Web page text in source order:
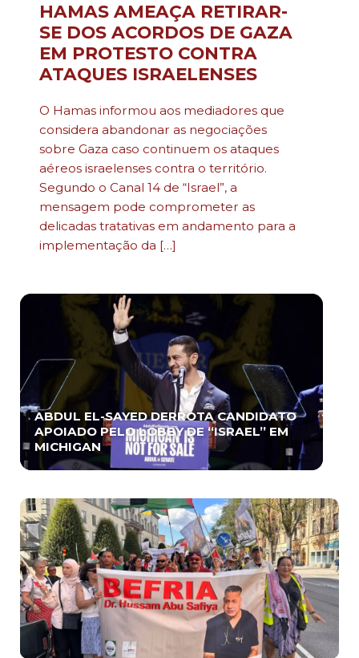
HAMAS AMEAÇA RETIRAR-
SE DOS ACORDOS DE GAZA
EM PROTESTO CONTRA
ATAQUES ISRAELENSES
O Hamas informou aos mediadores que
considera abandonar as negociações
sobre Gaza caso continuem os ataques
aéreos israelenses contra o território.
Segundo o Canal 14 de “Israel”, a
mensagem pode comprometer as
delicadas tratativas em andamento para a
implementação da […]
ABDUL EL-SAYED DERROTA CANDIDATO
APOIADO PELO LOBBY DE “ISRAEL” EM
MICHIGAN